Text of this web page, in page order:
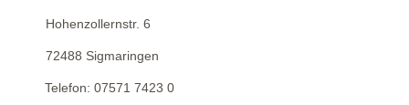
Hohenzollernstr. 6
72488 Sigmaringen
Telefon: 07571 7423 0